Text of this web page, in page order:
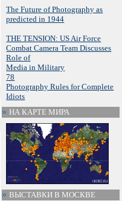
The Future of Photography as
predicted in 1944
THE TENSION: US Air Force
Combat Camera Team Discusses
Role of
Media in Military
78
Photography Rules for Complete
Idiots
НА КАРТЕ МИРА
ВЫСТАВКИ В МОСКВЕ